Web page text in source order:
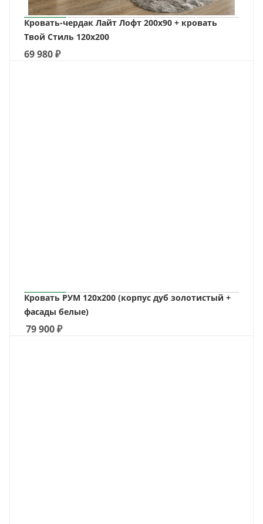
Кровать-чердак Лайт Лофт 200х90 + кровать
Твой Стиль 120х200
69 980₽
Кровать РУМ 120х200 (корпус дуб золотистый +
фасады белые)
79 900₽